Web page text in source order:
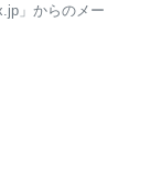
」からのメー